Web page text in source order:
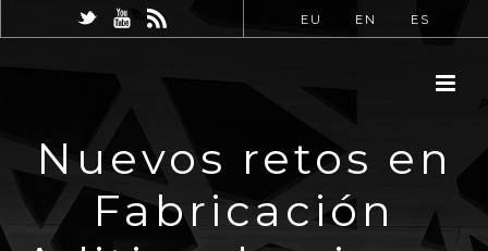
EU EN ES
Nuevos retos en
Fabricación